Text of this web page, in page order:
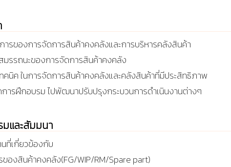
ารของการจัดการสินค้าคงคลังและการบริหารคลังสินค้า
มรรถนะของการจัดการสินค้าคงคลัง
คนิค ในการจัดการสินค้าคงคลังและคลังสินค้าที่มีประสิทธิภาพ
ารฝึกอบรม ไปพัฒนาปรับปรุงกระบวนการดำเนินงานต่างๆ
และสัมมนา
ที่เกี่ยวข้องกับ
องสินค้าคงคลัง(FG/WIP/RM/Spare part)